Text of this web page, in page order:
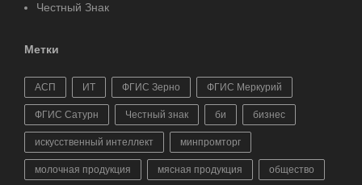
Честный Знак
Метки
АСП ИТ ФГИС Зерно ФГИС Меркурий
ФГИС Сатурн Честный знак би бизнес
искусственный интеллект минпромторг
молочная продукция мясная продукция общество